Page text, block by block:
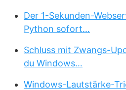
Der 1-Sekunden-
Python sofort…
Schluss mit Zwangs-
du Windows…
Windows-Lautstärke-